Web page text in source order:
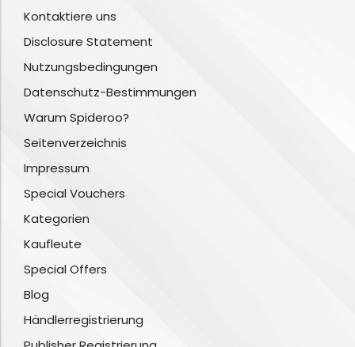
Kontaktiere uns
Disclosure Statement
Nutzungsbedingungen
Datenschutz-Bestimmungen
Warum Spideroo?
Seitenverzeichnis
Impressum
Special Vouchers
Kategorien
Kaufleute
Special Offers
Blog
Händlerregistrierung